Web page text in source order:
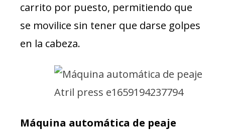
carrito por puesto, permitiendo que
se movilice sin tener que darse golpes
en la cabeza.
Máquina automática de peaje